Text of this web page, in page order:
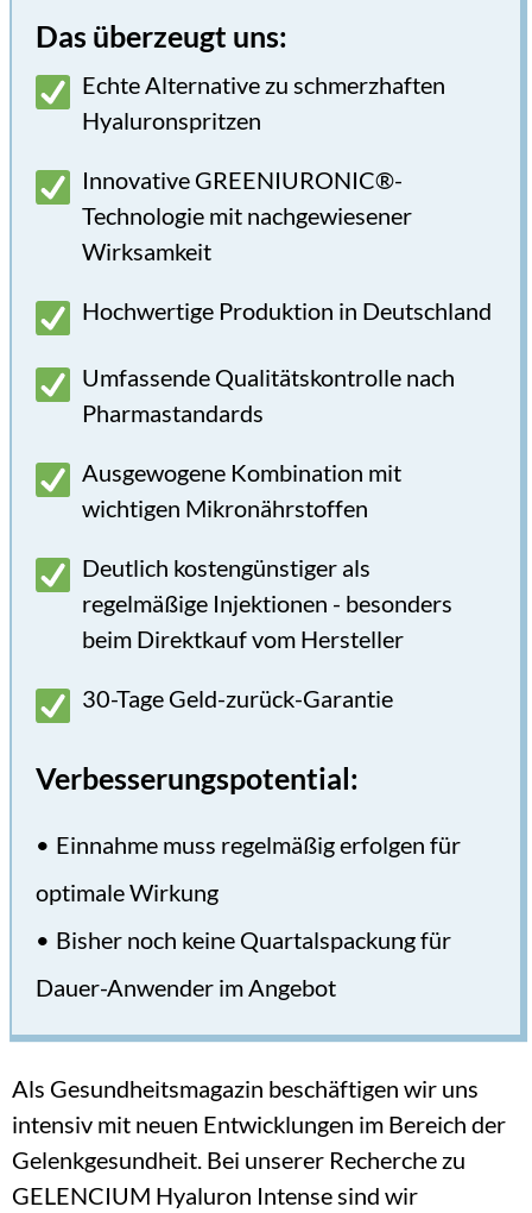
Das überzeugt uns:
Echte Alternative zu schmerzhaften
Hyaluronspritzen
Innovative GREENIURONIC®-
Technologie mit nachgewiesener
Wirksamkeit
Hochwertige Produktion in Deutschland
Umfassende Qualitätskontrolle nach
Pharmastandards
Ausgewogene Kombination mit
wichtigen Mikronährstoffen
Deutlich kostengünstiger als
regelmäßige Injektionen - besonders
beim Direktkauf vom Hersteller
30-Tage Geld-zurück-Garantie
Verbesserungspotential:
Einnahme muss regelmäßig erfolgen für
optimale Wirkung
Bisher noch keine Quartalspackung für
Dauer-Anwender im Angebot
Als Gesundheitsmagazin beschäftigen wir uns
intensiv mit neuen Entwicklungen im Bereich der
Gelenkgesundheit. Bei unserer Recherche zu
GELENCIUM Hyaluron Intense sind wir